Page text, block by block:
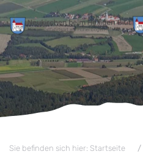
Zum Hauptinhalt springen
Sie befinden sich hier: Startseite